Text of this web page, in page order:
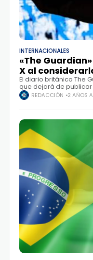
INTERNACIONALES
«The
X al
El diario británico The
que dejará de publicar
en X al considerar que
los perjuicios de estar
REDACCIÓN 2 AÑOS